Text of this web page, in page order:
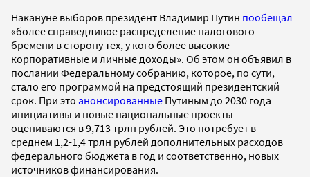
Накануне выборов президент Владимир Путин пообещал
«более справедливое распределение налогового
бремени в сторону тех, у кого более высокие
корпоративные и личные доходы». Об этом он объявил в
послании Федеральному собранию, которое, по сути,
стало его программой на предстоящий президентский
срок. При это анонсированные Путиным до 2030 года
инициативы и новые национальные проекты
оцениваются в 9,713 трлн рублей. Это потребует в
среднем 1,2-1,4 трлн рублей дополнительных расходов
федерального бюджета в год и соответственно, новых
источников финансирования.